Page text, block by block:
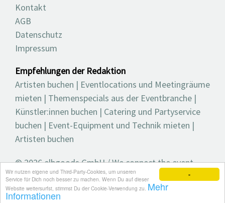
×
Wir nutzen eigene und Third-Party-Cookies, um unseren
Service für Dich noch besser zu machen. Wenn Du auf dieser
Website weitersurfst, stimmst Du der Cookie-Verwendung zu. Mehr
Informationen
Kontakt
AGB
Datenschutz
Impressum
Empfehlungen der Redaktion
Artisten buchen | Eventlocations und Meetingräume
mieten | Themenspecials aus der Eventbranche |
Künstler:innen buchen | Catering und Partyservice
buchen | Event-Equipment und Technik mieten |
Artisten buchen
© 2026 elbgoods GmbH / We connect the event
industry / Medienvielfalt für die Eventplanung /
Eventbranchenbuch, Blog, Magazin und mehr